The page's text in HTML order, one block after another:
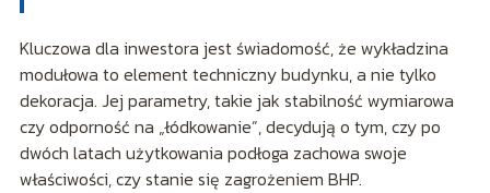
Kluczowa dla inwestora jest świadomość, że wykładzina
modułowa to element techniczny budynku, a nie tylko
dekoracja. Jej parametry, takie jak stabilność wymiarowa
czy odporność na „łódkowanie”, decydują o tym, czy po
dwóch latach użytkowania podłoga zachowa swoje
właściwości, czy stanie się zagrożeniem BHP.